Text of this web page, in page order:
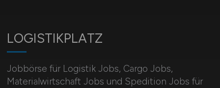
LOGISTIKPLATZ
Jobbörse für Logistik Jobs, Cargo Jobs,
Materialwirtschaft Jobs und Spedition Jobs für